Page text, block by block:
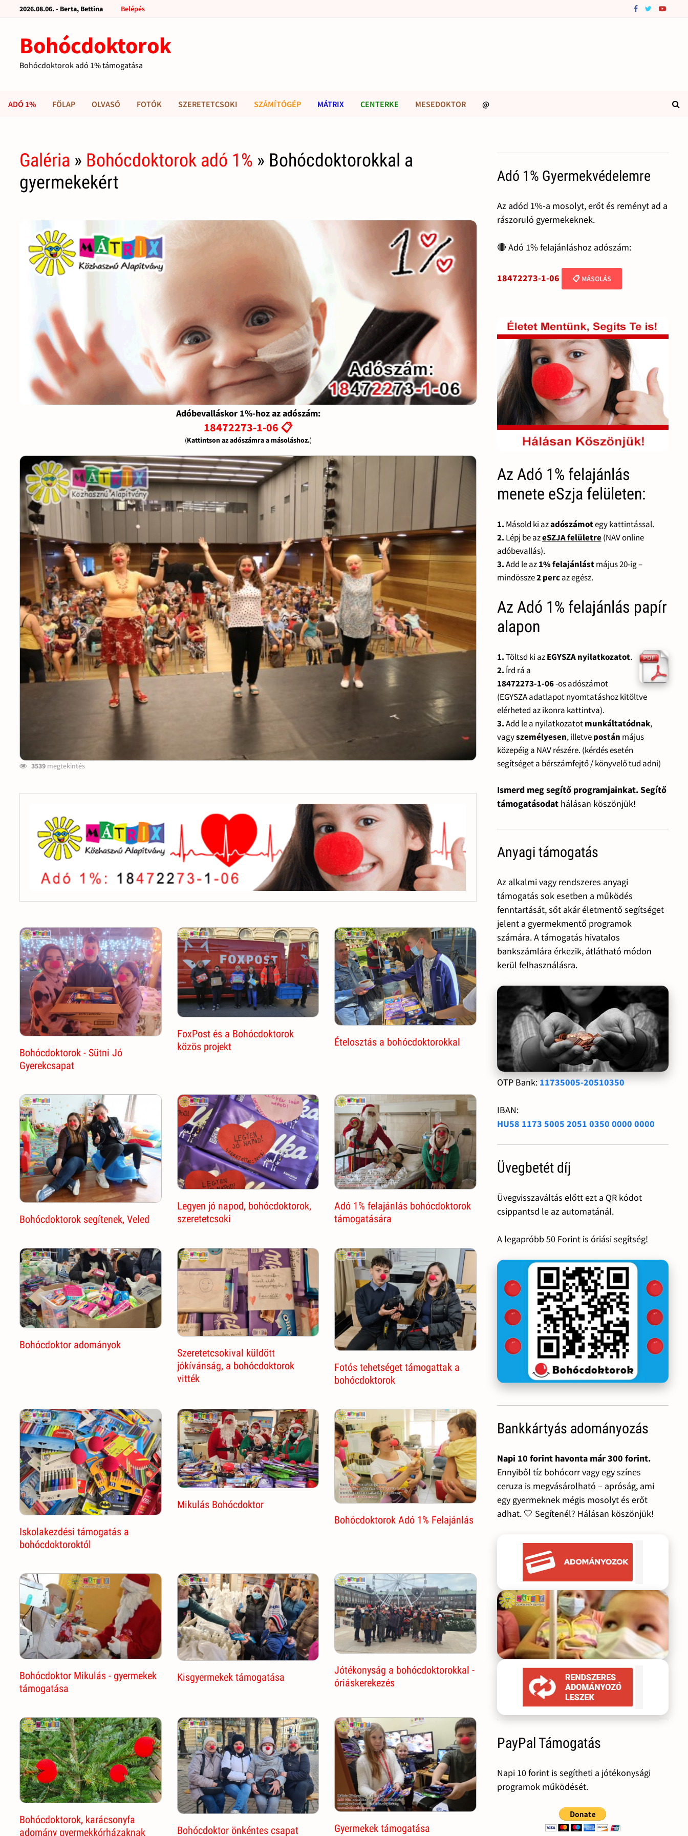
2026.08.06. - Berta, Bettina Belépés
Bohócdoktorok
Bohócdoktorok adó 1% támogatása
ADÓ 1% FŐLAP OLVASÓ FOTÓK SZERETETCSOKI SZÁMÍTÓGÉP MÁTRIX CENTERKE MESEDOKTOR @
Galéria » Bohócdoktorok adó 1% » Bohócdoktorokkal a
gyermekekért
Adóbevalláskor 1%-hoz az adószám:
18472273-1-06 📋
(Kattintson az adószámra a másoláshoz.)
3539 megtekintés
Bohócdoktorok - Sütni Jó
Gyerekcsapat
FoxPost és a Bohócdoktorok
közös projekt
Ételosztás a bohócdoktorokkal
Bohócdoktorok segítenek, Veled
Legyen jó napod, bohócdoktorok,
szeretetcsoki
Adó 1% felajánlás bohócdoktorok
támogatására
Bohócdoktor adományok
Szeretetcsokival küldött
jókívánság, a bohócdoktorok
vitték
Fotós tehetséget támogattak a
bohócdoktorok
Iskolakezdési támogatás a
bohócdoktoroktól
Mikulás Bohócdoktor
Bohócdoktorok Adó 1% Felajánlás
Bohócdoktor Mikulás - gyermekek
támogatása
Kisgyermekek támogatása
Jótékonyság a bohócdoktorokkal -
óriáskerekezés
Bohócdoktorok, karácsonyfa
adomány gyermekkórházaknak
Bohócdoktor önkéntes csapat Gyermekek támogatása
Adó 1% Gyermekvédelemre
Az adód 1%-a mosolyt, erőt és reményt ad a
rászoruló gyermekeknek.
🔴 Adó 1% felajánláshoz adószám:
18472273-1-06 📋 MÁSOLÁS
Az Adó 1% felajánlás
menete eSzja felületen:
1. Másold ki azadószámotegy kattintással.
2. Lépj be azeSZJA felületre(NAV online
adóbevallás).
3.Add le az1% felajánlástmájus 20-ig –
mindössze2 percaz egész.
Az Adó 1% felajánlás papír
alapon
1.Töltsd ki azEGYSZA nyilatkozatot.
2. Írd rá a
18472273-1-06-os adószámot
(EGYSZA adatlapot nyomtatáshoz kitöltve
elérheted az ikonra kattintva).
3.Add le a nyilatkozatotmunkáltatódnak,
vagyszemélyesen, illetvepostán május
közepéig a NAV részére. (kérdés esetén
segítséget a bérszámfejtő / könyvelő tud adni)
Ismerd meg segítő programjainkat. Segítő
támogatásodat hálásan köszönjük!
Anyagi támogatás
Az alkalmi vagy rendszeres anyagi
támogatás sok esetben a működés
fenntartását, sőt akár életmentő segítséget
jelent a gyermekmentő programok
számára. A támogatás hivatalos
bankszámlára érkezik, átlátható módon
kerül felhasználásra.
OTP Bank: 11735005-20510350
IBAN:
HU58 1173 5005 2051 0350 0000 0000
Üvegbetét díj
Üvegvisszaváltás előtt ezt a QR kódot
csippantsd le az automatánál.
A legapróbb 50 Forint is óriási segítség!
Bankkártyás adományozás
Napi 10 forint havonta már 300 forint.
Ennyiből tíz bohócorr vagy egy színes
ceruza is megvásárolható – apróság, ami
egy gyermeknek mégis mosolyt és erőt
adhat. 🤍 Segítenél? Hálásan köszönjük!
PayPal Támogatás
Napi 10 forint is segítheti a jótékonysági
programok működését.